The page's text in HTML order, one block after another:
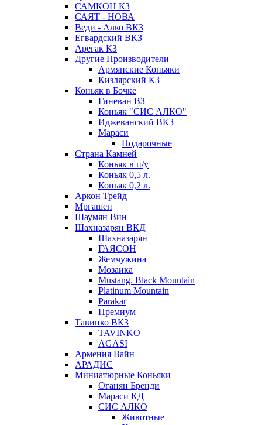
САМКОН КЗ
САЯТ - НОВА
Веди - Алко ВКЗ
Егвардский ВКЗ
Арегак КЗ
Другие Производители
Армянские Коньяки
Кизлярский КЗ
Коньяк в Бочке
Гиневан ВЗ
Коньяк "СИС АЛКО"
Иджеванский ВКЗ
Мараси
Подарочные
Страна Камней
Коньяк в п/у
Коньяк 0,5 л.
Коньяк 0,2 л.
Аркон Трейд
Мргашен
Шаумян Вин
Шахназарян ВКД
Шахназарян
ГАЯСОН
Жемчужина
Мозаика
Mustang. Black Mountain
Platinum Mountain
Parakar
Премиум
Тавинко ВКЗ
TAVINKO
AGASI
Армения Вайн
АРАДИС
Миниатюрные Коньяки
Оганян Бренди
Мараси КД
СИС АЛКО
Животные